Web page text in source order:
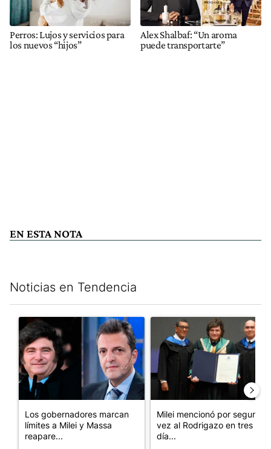
Perros: Lujos y servicios para
los nuevos “hijos”
Alex Shalbaf: “Un aroma
puede transportarte”
EN ESTA NOTA
Noticias en Tendencia
Un artículo de tendencia con el título "Los gobernadores
Los gobernadores marcan
límites a Milei y Massa
reapare...
Un artículo de tendencia
Milei mencionó por segunda
vez al Rodrigazo en tres
día...